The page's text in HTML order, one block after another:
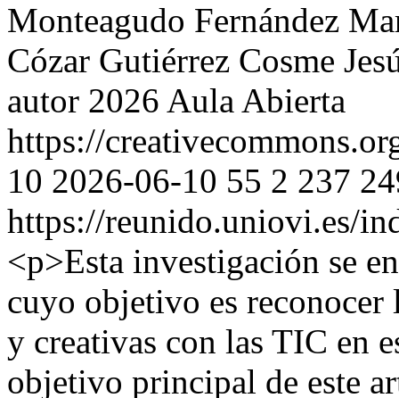
Monteagudo Fernández
Cózar Gutiérrez Cosme
autor 2026 Aula Abierta
https://
10 2026-06-10 55 2 237
https://reunido.uniovi.es/
<p>Esta investigación se
cuyo objetivo es reconocer
y creativas con las TIC en
objetivo principal de este